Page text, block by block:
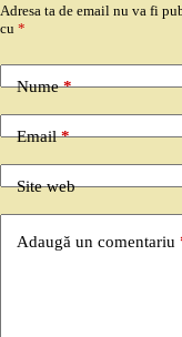
Adresa ta de email nu va fi
cu *
Nume*
Email*
Site web
Adaugă un comentariu